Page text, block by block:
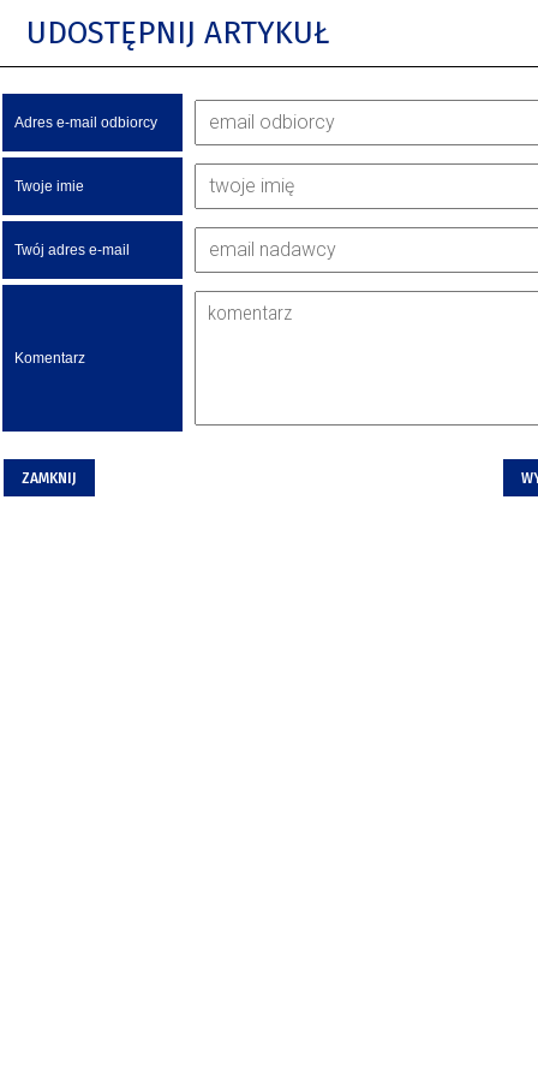
UDOSTĘPNIJ ARTYKUŁ
Adres e-mail odbiorcy
Twoje imie
Twój adres e-mail
Komentarz